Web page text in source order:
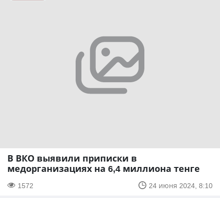
В ВКО выявили приписки в
медорганизациях на 6,4 миллиона тенге
1572 24 июня 2024, 8:10